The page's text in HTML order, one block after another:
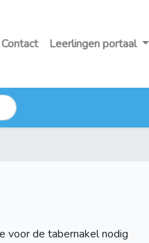
Contact Leerlingen portaal
voor de tabernakel nodig